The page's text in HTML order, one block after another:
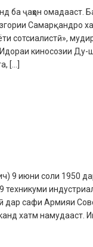
ҷаҳон омадааст.
Самарқандро
сотсиалистӣ»,
киносозии
[…]
9 июни соли 1950
дар сафи Армияи
хатм намудааст.